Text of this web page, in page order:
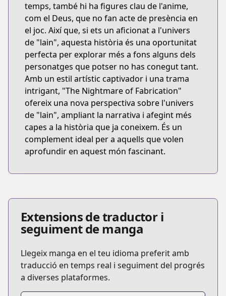
temps, també hi ha figures clau de l'anime,
com el Deus, que no fan acte de presència en
el joc. Així que, si ets un aficionat a l'univers
de "lain", aquesta història és una oportunitat
perfecta per explorar més a fons alguns dels
personatges que potser no has conegut tant.
Amb un estil artístic captivador i una trama
intrigant, "The Nightmare of Fabrication"
ofereix una nova perspectiva sobre l'univers
de "lain", ampliant la narrativa i afegint més
capes a la història que ja coneixem. És un
complement ideal per a aquells que volen
aprofundir en aquest món fascinant.
Extensions de traductor i
seguiment de manga
Llegeix manga en el teu idioma preferit amb
traducció en temps real i seguiment del progrés
a diverses plataformes.